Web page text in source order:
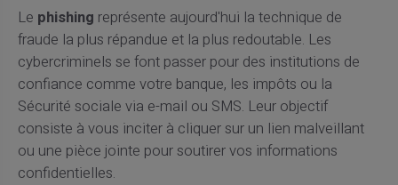
Le phishing représente aujourd'hui la technique de
fraude la plus répandue et la plus redoutable. Les
cybercriminels se font passer pour des institutions de
confiance comme votre banque, les impôts ou la
Sécurité sociale via e-mail ou SMS. Leur objectif
consiste à vous inciter à cliquer sur un lien malveillant
ou une pièce jointe pour soutirer vos informations
confidentielles.